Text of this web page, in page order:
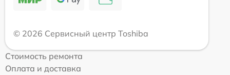
© 2026 Сервисный центр Toshiba
Стоимость ремонта
Оплата и доставка